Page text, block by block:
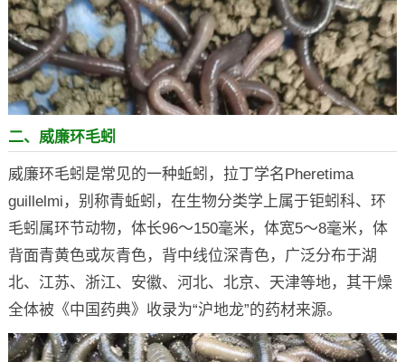
二、威廉环毛蚓
威廉环毛蚓是常见的一种蚯蚓，拉丁学名Pheretima
guillelmi，别称青蚯蚓，在生物分类学上属于钜蚓科、环
毛蚓属环节动物，体长96～150毫米，体宽5～8毫米，体
背面青黄色或灰青色，背中线位深青色，广泛分布于湖
北、江苏、浙江、安徽、河北、北京、天津等地，其干燥
全体被《中国药典》收录为“沪地龙”的药材来源。